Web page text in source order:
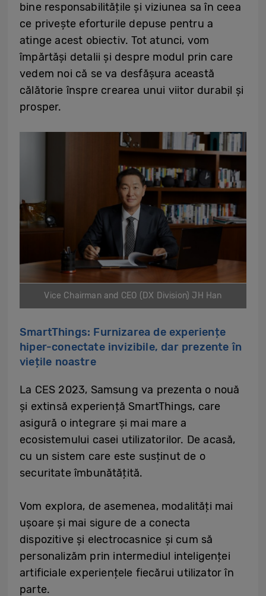
bine responsabilitățile și viziunea sa în ceea
ce privește eforturile depuse pentru a
atinge acest obiectiv. Tot atunci, vom
împărtăși detalii și despre modul prin care
vedem noi că se va desfășura această
călătorie înspre crearea unui viitor durabil și
prosper.
Vice Chairman and CEO (DX Division) JH Han
SmartThings: Furnizarea de experiențe
hiper-conectate invizibile, dar prezente în
viețile noastre
La CES 2023, Samsung va prezenta o nouă
și extinsă experiență SmartThings, care
asigură o integrare și mai mare a
ecosistemului casei utilizatorilor. De acasă,
cu un sistem care este susținut de o
securitate îmbunătățită.
Vom explora, de asemenea, modalități mai
ușoare și mai sigure de a conecta
dispozitive și electrocasnice și cum să
personalizăm prin intermediul inteligenței
artificiale experiențele fiecărui utilizator în
parte.